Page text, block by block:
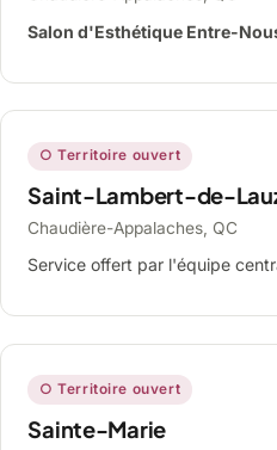
Salon d'Esthétique Entre-
○ Territoire ouvert
Saint-Lambert-de-
Chaudière-Appalaches, QC
Service offert par l'équipe
○ Territoire ouvert
Sainte-Marie